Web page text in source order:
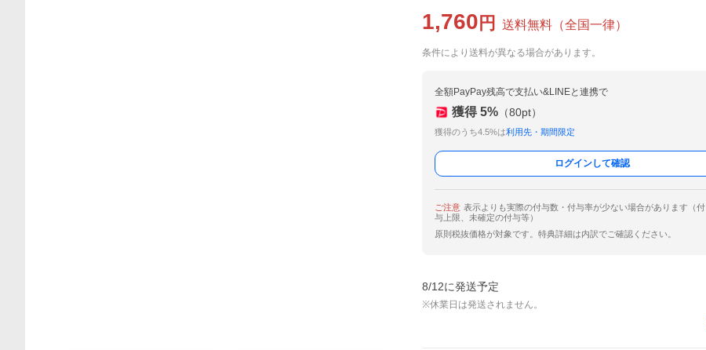
1,760 円 送料無料 （全国一律）
条件により送料が異なる場合があります。
全額PayPay残高で支払い&LINEと連携で
獲得 5% （80pt）
獲得のうち4.5%は利用先・期間限定
ログインして確認
ご注意 表示よりも実際の付与数・付与率が少ない場合があります（付
与上限、未確定の付与等）
原則税抜価格が対象です。特典詳細は内訳でご確認ください。
8/12に発送予定
※休業日は発送されません。